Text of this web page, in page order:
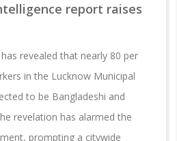
report raises
revealed that nearly 80 per
in the Lucknow Municipal
to be Bangladeshi and
revelation has alarmed the
prompting a citywide